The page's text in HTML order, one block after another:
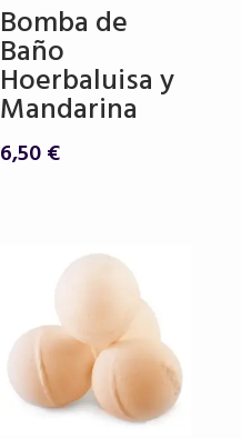
Bomba de
Baño
Hoerbaluisa y
Mandarina
6,50€